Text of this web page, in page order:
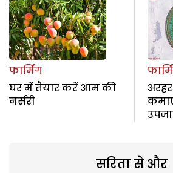
फार्मिंग
घर में तैयार करें आम की
नर्सरी
सरिता से और